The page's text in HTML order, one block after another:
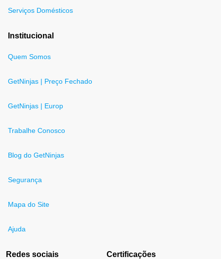
Serviços Domésticos
Institucional
Quem Somos
GetNinjas | Preço Fechado
GetNinjas | Europ
Trabalhe Conosco
Blog do GetNinjas
Segurança
Mapa do Site
Ajuda
Redes sociais Certificações